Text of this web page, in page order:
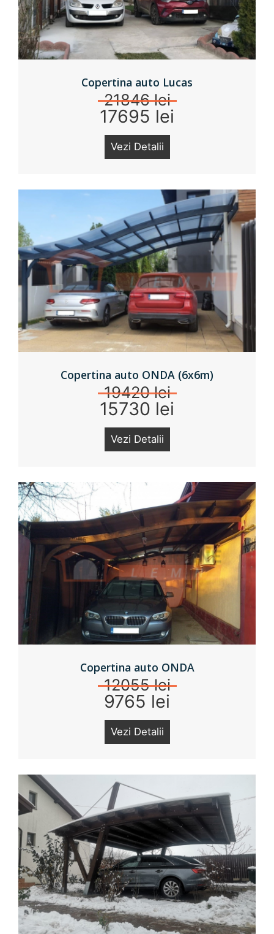
Copertina auto Lucas
21846 lei
17695 lei
Vezi Detalii
Copertina auto ONDA (6x6m)
19420 lei
15730 lei
Vezi Detalii
Copertina auto ONDA
12055 lei
9765 lei
Vezi Detalii